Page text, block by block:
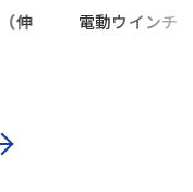
伸
電動ウインチ